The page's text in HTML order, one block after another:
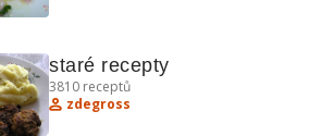
staré recepty
3810 receptů
zdegross